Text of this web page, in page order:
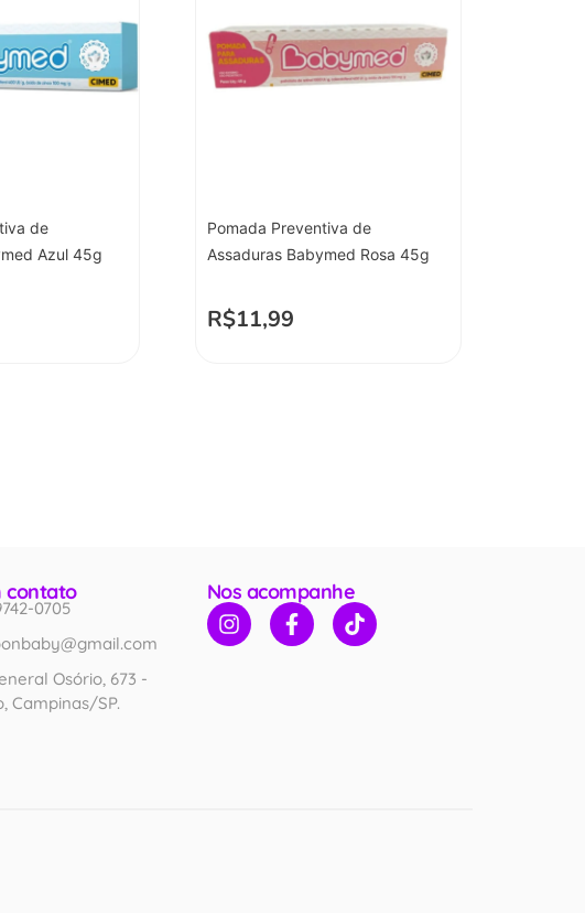
de
Azul 45g
Pomada Preventiva de
Assaduras Babymed Rosa 45g
R$11,99
contato
0705
Osório, 673 -
Campinas/SP.
Nos acompanhe